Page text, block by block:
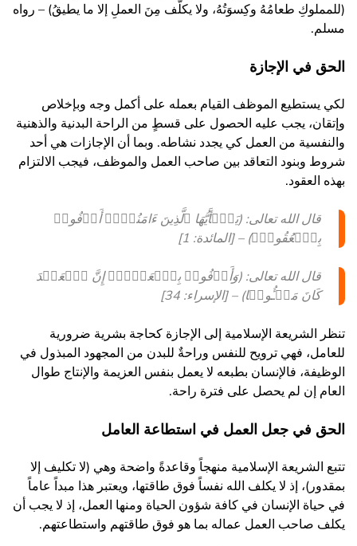
(للمملوكِ طعامُهُ وكِسوَتُهُ، ولا يكلَّف مِنَ العملِ إلا ما يطيقُ) – رواه
مسلم.
الحق في الإجازة
لكي يستطيع الموظف القيام بعمله على أكمل وجه وبإخلاص
وإتقان، يجب عليه الحصول على قسطٍ من الراحة البدنية والذهنية
والنفسية من العمل كي يجدد نشاطه. وبما أن الإجازات هي أحد
شروط وبنود التعاقد بين صاحب العمل والموظف، فيجب الالتزام
بهذه العقود.
قال الله تعالى: (یَـٰۤأَیُّهَا ٱلَّذِینَ ءَامَنُوۤا۟ أَوۡفُوا۟
بِٱلۡعُقُودِۚ) – [المائدة:
]
قال الله تعالى: (وَأَوۡفُوا۟ بِٱلۡعَهۡدِۖ إِنَّ ٱلۡعَهۡدَ
كَانَ مَسۡـُٔولࣰا) – [الإسراء: 34]
تنظر الشريعة الإسلامية إلى الإجازة كحاجة بشرية ضرورية
للعامل، فهي ترويح للنفس وراحةٌ للبدن من المجهود المبذول في
الوظيفة، فالإنسان بطبعه لا يعمل بنفس العزيمة والإنتاج طوال
العام إن لم يحصل على فترة راحة.
الحق في جعل العمل في استطاعة العامل
تتبع الشريعة الإسلامية منهجاً وقاعدةً واضحة وهي (لا تكليف إلا
بمقدور)، إذ لا يكلف الله نفساً فوق طاقتها، ويعتبر هذا مبداً عاماً
في حياة الإنسان في كافة شؤون الحياة ومنها العمل، إذ لا يجب أن
يكلف صاحب العمل عماله بما هو فوق طاقتهم واستطاعتهم.